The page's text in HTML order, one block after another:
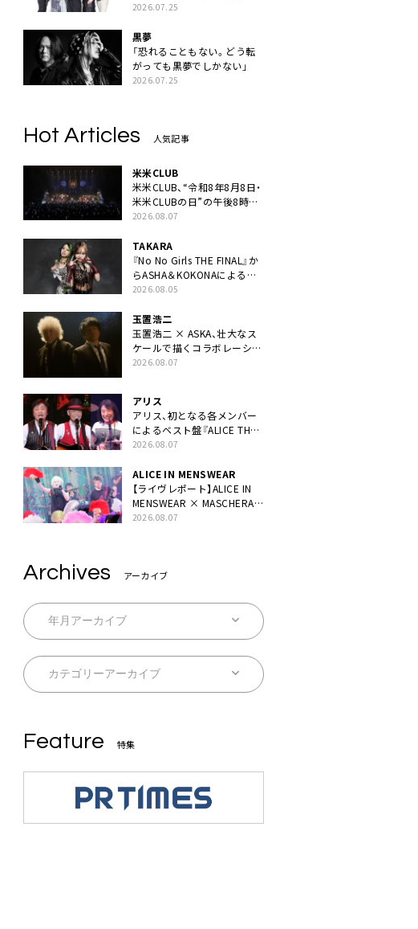
2026.07.25
黒夢
「恐れることもない。どう転
がっても黒夢でしかない」
2026.07.25
Hot Articles 人気記事
米米CLUB
米米CLUB、“令和8年8月8日・
米米CLUBの日”の午後8時に
40周年ライブより「FANtachy
2026.08.07
TAKARA
『No No Girls THE FINAL』か
らASHA＆KOKONAによるユ
ニット・TAKARAがデビュー
2026.08.05
玉置浩二
玉置浩二 × ASKA、壮大なス
ケールで描くコラボレーショ
ン曲「音銀河」リリース決定。
2026.08.07
アリス
アリス、初となる各メンバー
によるベスト盤『ALICE THE
BEST “TORILOGY”』リリー
2026.08.07
ALICE IN MENSWEAR
【ライヴレポート】ALICE IN
MENSWEAR × MASCHERA、
ツーマン＜Masquerade in
2026.08.07
Archives アーカイブ
Feature 特集